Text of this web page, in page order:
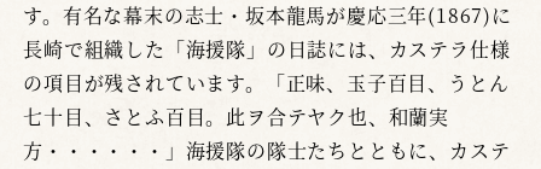
す。有名な幕末の志士・坂本龍馬が慶応三年(1867)に
長崎で組織した「海援隊」の日誌には、カステラ仕様
の項目が残されています。「正味、玉子百目、うとん
七十目、さとふ百目。此ヲ合テヤク也、和蘭実
方・・・・・・」海援隊の隊士たちとともに、カステ